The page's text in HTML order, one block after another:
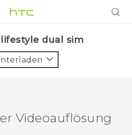
lifestyle dual sim‎
Videoauflösung